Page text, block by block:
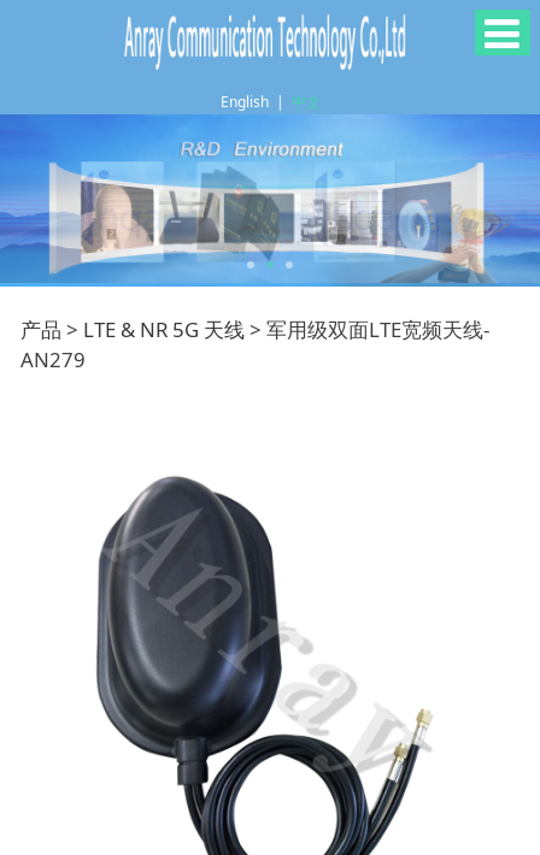
English | 中文
军用级双面LTE宽频天
产品 > LTE & NR 5G 天线 > 军用级双面LTE宽频天线-
AN279